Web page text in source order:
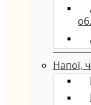
Напої,